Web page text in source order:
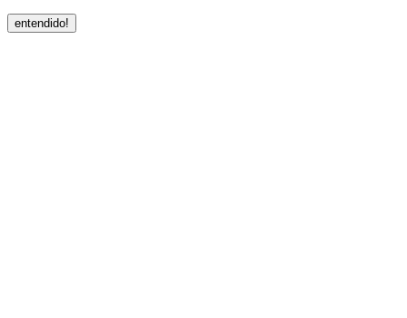
entendido!